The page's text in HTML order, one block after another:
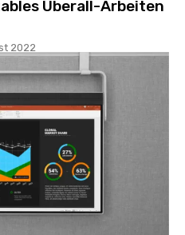
Überall-Arbeiten
2022